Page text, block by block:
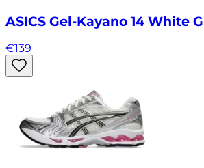
ASICS Gel-Kayano 14 White
€139